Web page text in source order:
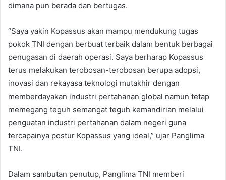
dimana pun berada dan bertugas.
“Saya yakin Kopassus akan mampu mendukung tugas
pokok TNI dengan berbuat terbaik dalam bentuk berbagai
penugasan di daerah operasi. Saya berharap Kopassus
terus melakukan terobosan-terobosan berupa adopsi,
inovasi dan rekayasa teknologi mutakhir dengan
memberdayakan industri pertahanan global namun tetap
memegang teguh semangat teguh kemandirian melalui
penguatan industri pertahanan dalam negeri guna
tercapainya postur Kopassus yang ideal,” ujar Panglima
TNI.
Dalam sambutan penutup, Panglima TNI memberi